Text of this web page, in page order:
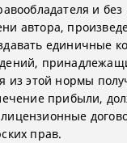
и
автора,
единичные
из этой нормы
прибыли,
прав.